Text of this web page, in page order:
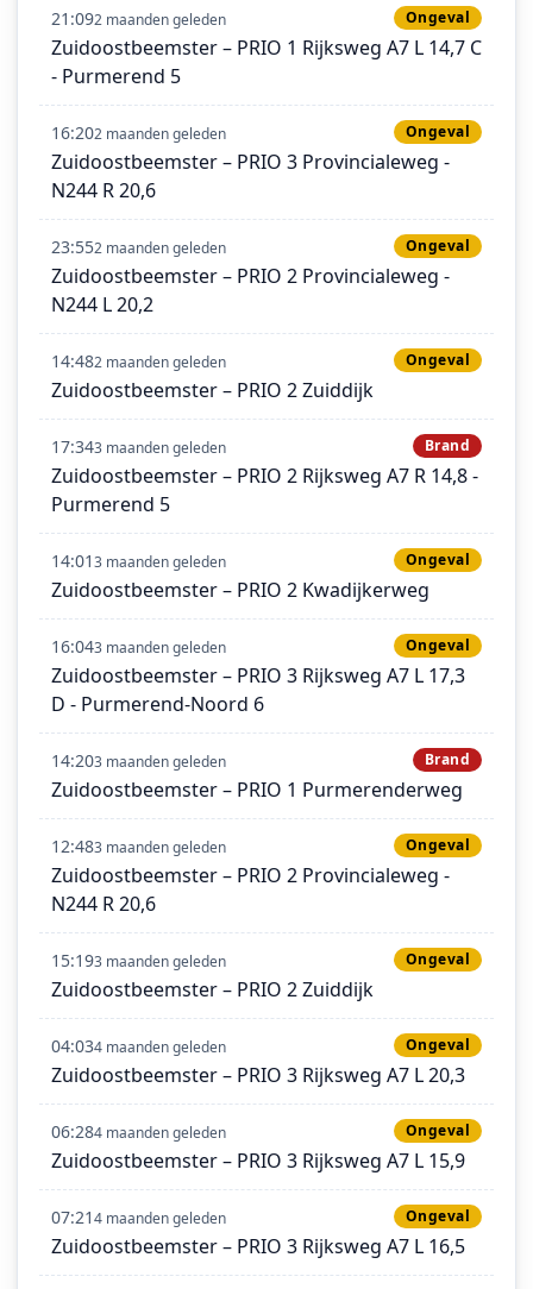
21:092 maanden geleden Ongeval
Zuidoostbeemster – PRIO 1 Rijksweg A7 L 14,7 C
- Purmerend 5
16:202 maanden geleden Ongeval
Zuidoostbeemster – PRIO 3 Provincialeweg -
N244 R 20,6
23:552 maanden geleden Ongeval
Zuidoostbeemster – PRIO 2 Provincialeweg -
N244 L 20,2
14:482 maanden geleden Ongeval
Zuidoostbeemster – PRIO 2 Zuiddijk
17:343 maanden geleden Brand
Zuidoostbeemster – PRIO 2 Rijksweg A7 R 14,8 -
Purmerend 5
14:013 maanden geleden Ongeval
Zuidoostbeemster – PRIO 2 Kwadijkerweg
16:043 maanden geleden Ongeval
Zuidoostbeemster – PRIO 3 Rijksweg A7 L 17,3
D - Purmerend-Noord 6
14:203 maanden geleden Brand
Zuidoostbeemster – PRIO 1 Purmerenderweg
12:483 maanden geleden Ongeval
Zuidoostbeemster – PRIO 2 Provincialeweg -
N244 R 20,6
15:193 maanden geleden Ongeval
Zuidoostbeemster – PRIO 2 Zuiddijk
04:034 maanden geleden Ongeval
Zuidoostbeemster – PRIO 3 Rijksweg A7 L 20,3
06:284 maanden geleden Ongeval
Zuidoostbeemster – PRIO 3 Rijksweg A7 L 15,9
07:214 maanden geleden Ongeval
Zuidoostbeemster – PRIO 3 Rijksweg A7 L 16,5